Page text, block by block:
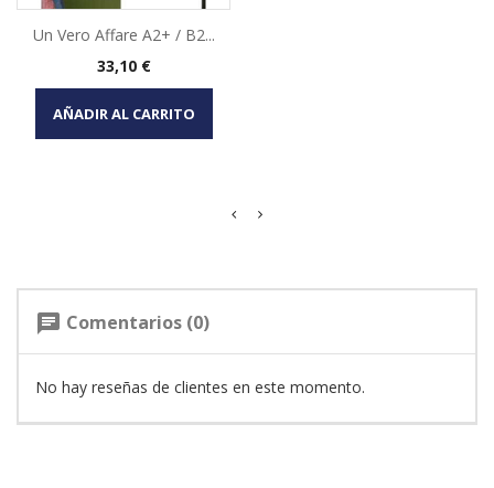
Un Vero Affare A2+ / B2...
Precio
33,10 €
AÑADIR AL CARRITO
chat Comentarios (0)
No hay reseñas de clientes en este momento.